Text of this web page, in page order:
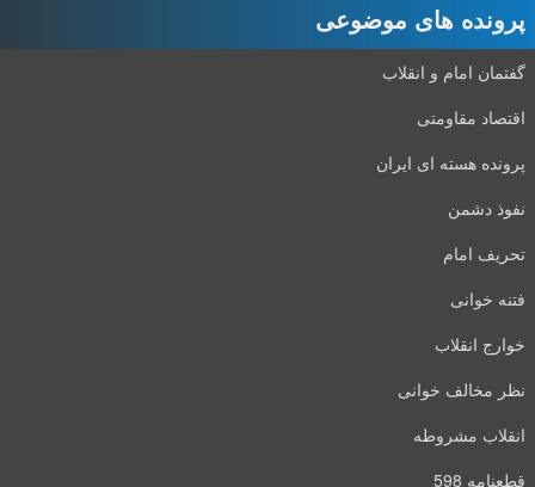
پرونده های موضوعی
گفتمان امام و انقلاب
اقتصاد مقاومتی
پرونده هسته ای ایران
نفوذ دشمن
تحریف امام
فتنه خوانی
خوارج انقلاب
نظر مخالف خوانی
انقلاب مشروطه
قطعنامه 598